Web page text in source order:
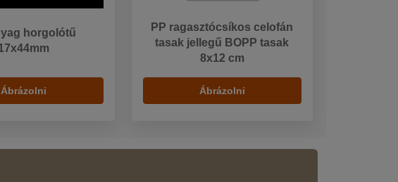
horgolótű
Ábrázolni
PP ragasztócsíkos celofán
tasak jellegű BOPP tasak
8x12 cm
Ábrázolni